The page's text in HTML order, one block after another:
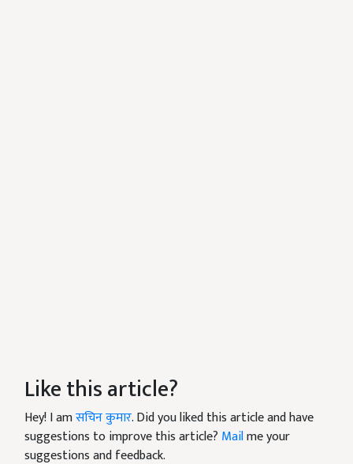
Like this article?
Hey! I amसचिन कुमार. Did you liked this article and have
suggestions to improve this article? Mailme your
suggestions and feedback.